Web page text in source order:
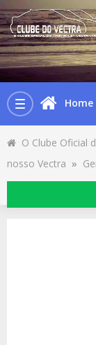
Toggle
navigation
Home
O Clube Oficial
nosso Vectra »